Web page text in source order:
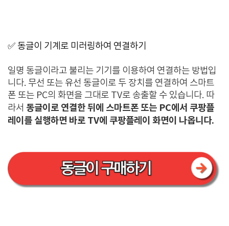
✅ 동글이 기계로 미러링하여 연결하기
일명 동글이라고 불리는 기기를 이용하여 연결하는 방법입
니다. 무선 또는 유선 동글이로 두 장치를 연결하여 스마트
폰 또는 PC의 화면을 그대로 TV로 송출할 수 있습니다. 따
라서 동글이로 연결한 뒤에 스마트폰 또는 PC에서 쿠팡플
레이를 실행하면 바로 TV에 쿠팡플레이 화면이 나옵니다.